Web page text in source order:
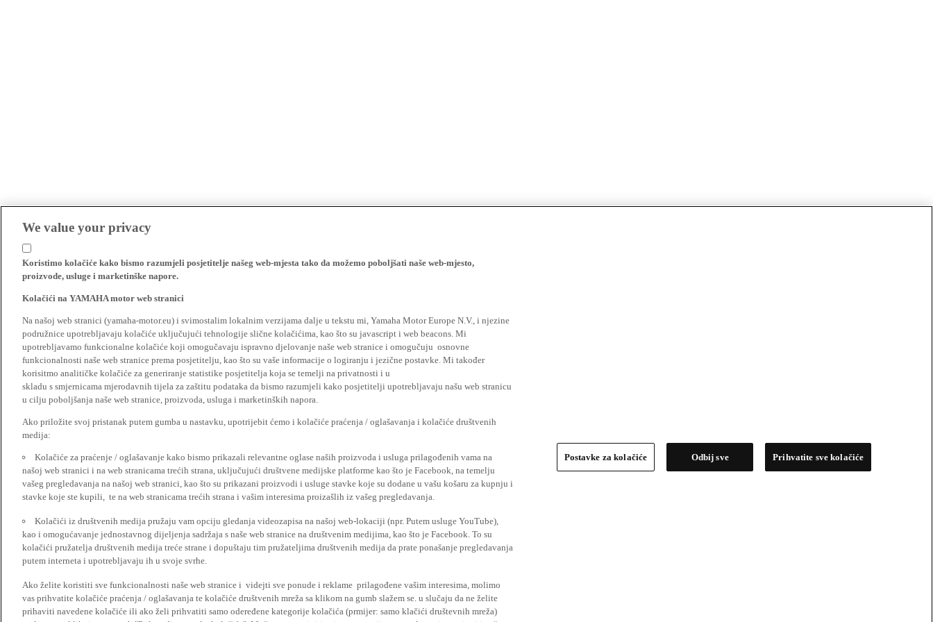
We value your privacy
Koristimo kolačiće kako bismo razumjeli posjetitelje našeg web-mjesta tako da možemo poboljšati naše web-mjesto,
proizvode, usluge i marketinške napore.
Kolačići na YAMAHA motor web stranici
Na našoj web stranici (yamaha-motor.eu) i svimostalim lokalnim verzijama dalje u tekstu mi, Yamaha Motor Europe N.V., i njezine
podružnice upotrebljavaju kolačiće uključujući tehnologije slične kolačićima, kao što su javascript i web beacons. Mi
upotrebljavamo funkcionalne kolačiće koji omogučavaju ispravno djelovanje naše web stranice i omogučuju osnovne
funkcionalnosti naše web stranice prema posjetitelju, kao što su vaše informacije o logiranju i jezične postavke. Mi također
korisitmo analitičke kolačiće za generiranje statistike posjetitelja koja se temelji na privatnosti i u
skladu s smjernicama mjerodavnih tijela za zaštitu podataka da bismo razumjeli kako posjetitelji upotrebljavaju našu web stranicu
u cilju poboljšanja naše web stranice, proizvoda, usluga i marketinških napora.
Ako priložite svoj pristanak putem gumba u nastavku, upotrijebit ćemo i kolačiće praćenja / oglašavanja i kolačiće društvenih
medija:
Kolačiće za praćenje / oglašavanje kako bismo prikazali relevantne oglase naših proizvoda i usluga prilagođenih vama na
našoj web stranici i na web stranicama trećih strana, uključujući društvene medijske platforme kao što je Facebook, na temelju
vašeg pregledavanja na našoj web stranici, kao što su prikazani proizvodi i usluge stavke koje su dodane u vašu košaru za kupnju i
stavke koje ste kupili, te na web stranicama trećih strana i vašim interesima proizašlih iz vašeg pregledavanja.
Kolačići iz društvenih medija pružaju vam opciju gledanja videozapisa na našoj web-lokaciji (npr. Putem usluge YouTube),
kao i omogućavanje jednostavnog dijeljenja sadržaja s naše web stranice na društvenim medijima, kao što je Facebook. To su
kolačići pružatelja društvenih medija treće strane i dopuštaju tim pružateljima društvenih medija da prate ponašanje pregledavanja
putem interneta i upotrebljavaju ih u svoje svrhe.
Ako želite koristiti sve funkcionalnosti naše web stranice i videjti sve ponude i reklame prilagođene vašim interesima, molimo
vas prihvatite kolačiće praćenja / oglašavanja te kolačiće društvenih mreža sa klikom na gumb slažem se. u slučaju da ne želite
prihaviti navedene kolačiće ili ako želi prihvatiti samo odeređene kategorije kolačića (prmijer: samo klačići društevnih mreža)
Postavke za kolačiće Odbij sve Prihvatite sve kolačiće